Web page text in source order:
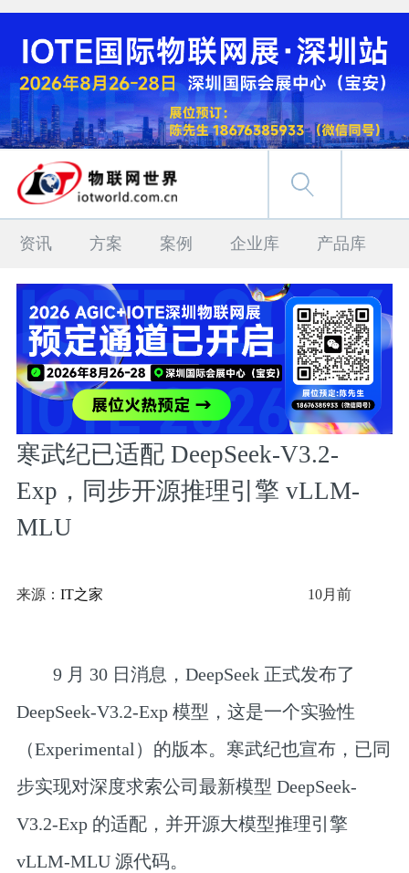
资讯 方案 案例 企业库 产品库
寒武纪已适配 DeepSeek-V3.2-
Exp，同步开源推理引擎 vLLM-
MLU
来源： IT之家 10月前
9 月 30 日消息，DeepSeek 正式发布了
DeepSeek-V3.2-Exp 模型，这是一个实验性
（Experimental）的版本。寒武纪也宣布，已同
步实现对深度求索公司最新模型 DeepSeek-
V3.2-Exp 的适配，并开源大模型推理引擎
vLLM-MLU 源代码。